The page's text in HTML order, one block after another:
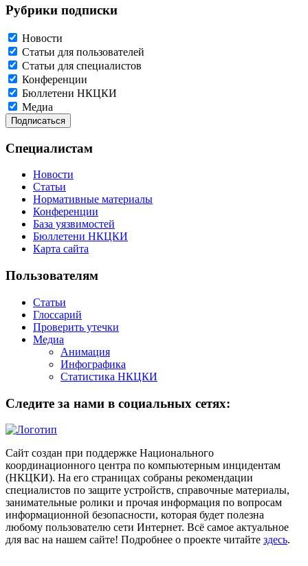
Рубрики подписки
Новости
Статьи для пользователей
Статьи для специалистов
Конференции
Бюллетени НКЦКИ
Медиа
Специалистам
Новости
Статьи
Нормативные материалы
Конференции
База уязвимостей
Бюллетени НКЦКИ
Карта сайта
Пользователям
Статьи
Глоссарий
Проверить утечки
Медиа
Анимация
Инфографика
Статистика НКЦКИ
Следите за нами в социальных сетях:
Сайт создан при поддержке Национального
координационного центра по компьютерным инцидентам
(НКЦКИ). На его страницах собраны рекомендации
специалистов по защите устройств, справочные материалы,
занимательные ролики и прочая информация по вопросам
информационной безопасности, которая будет полезна
любому пользователю сети Интернет. Всё самое актуальное
для вас на нашем сайте! Подробнее о проекте читайте здесь.